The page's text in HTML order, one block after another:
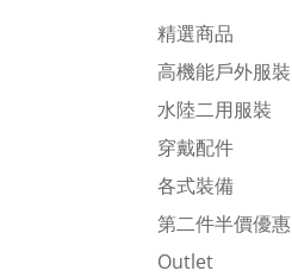
精選商品
高機能戶外服裝
水陸二用服裝
穿戴配件
各式裝備
第二件半價優惠
Outlet